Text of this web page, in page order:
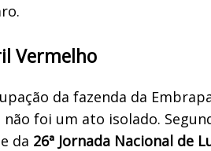
Vermelho
da fazenda da
não foi um ato isolado.
da 26ª Jornada Nacional de